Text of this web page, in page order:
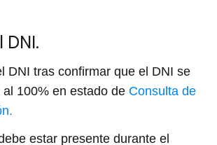
DNI tras confirmar que el DNI se
100% en estado de Consulta de
estar presente durante el